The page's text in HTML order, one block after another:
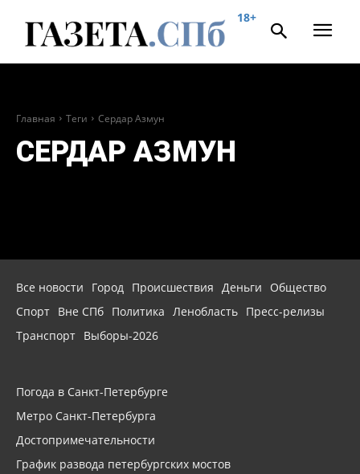
18+
Главная Теги Сердар Азмун
СЕРДАР АЗМУН
Все новости Город Происшествия Деньги
Общество
Спорт Вне СПб Политика Ленобласть Пресс-релизы
Транспорт Выборы-2026
Погода в Санкт-Петербурге
Метро Санкт-Петербурга
Достопримечательности
График развода петербургских мостов